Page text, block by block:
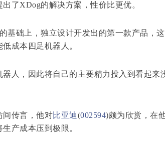
XDog的解决方案，性价比更优。
础上，独立设计开发出的第一款产品，
成本四足机器人。
，因此将自己的主要精力投入到看起来
传言，他对比亚迪(002594)颇为欣赏，在
产成本压到极限。